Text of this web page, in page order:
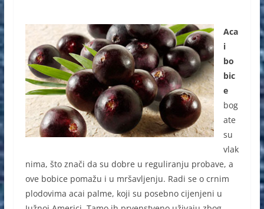
Aca
i
bo
bic
e
bog
ate
su
vlak
nima, što znači da su dobre u reguliranju probave, a
ove bobice pomažu i u mršavljenju. Radi se o crnim
plodovima acai palme, koji su posebno cijenjeni u